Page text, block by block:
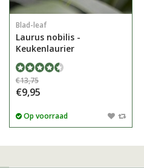
Blad-leaf
Laurus nobilis -
Keukenlaurier
€13,75
€9,95
Op voorraad